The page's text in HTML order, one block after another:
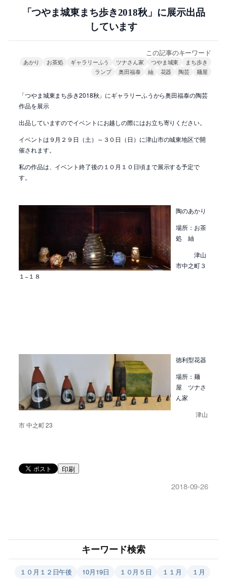
「つやま城東まち歩き2018秋」に展示出品
しています
この記事のキーワード
あかり お茶処 ギャラリーふう ツナさん家 つやま城東
まち歩き
ランプ
奥田福泰 紬 花器 陶芸 麺屋
「つやま城東まち歩き2018秋」にギャラリーふうから奥田福泰の陶芸
作品を展示
出品していますのでイベントにお越しの際にはお立ち寄りください。
イベントは９月２９日（土）～３０日（日）に津山市の城東地区で開
催されます。
私の作品は、イベント終了後の１０月１０日頃まで展示する予定で
す。
陶のあかり
場所：お茶
処 紬
津山
市中之町３
１−１８
徳利型花器
場所：麺
屋 ツナさ
ん家
津山
市 中之町 23
印刷
2018-09-26
キーワード検索
１０月１２日午後 10月19日 １０月５日 １１月 １月